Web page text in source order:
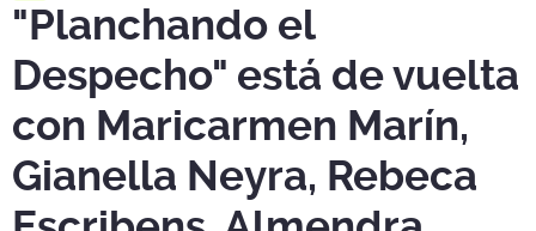
"Planchando el
Despecho" está de vuelta
con Maricarmen Marín,
Gianella Neyra, Rebeca